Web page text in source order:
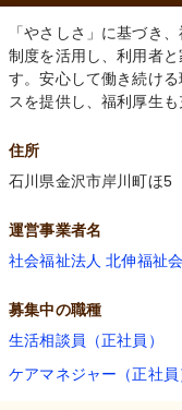
「やさしさ」に基づき
制度を活用し、利用者
す。安心して働き続け
スを提供し、福利厚生
住所
石川県金沢市岸川町ほ5
運営事業者名
社会福祉法人 北伸福祉会
募集中の職種
生活相談員（正社員）
ケアマネジャー（正社員